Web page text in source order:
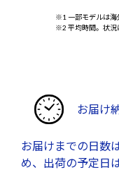
※1 一部モデルは海
※2 平均時間。状況
お届け
お届けまでの日数
め、出荷の予定日